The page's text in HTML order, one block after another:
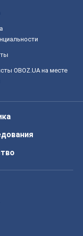
OBOZ.UA на месте